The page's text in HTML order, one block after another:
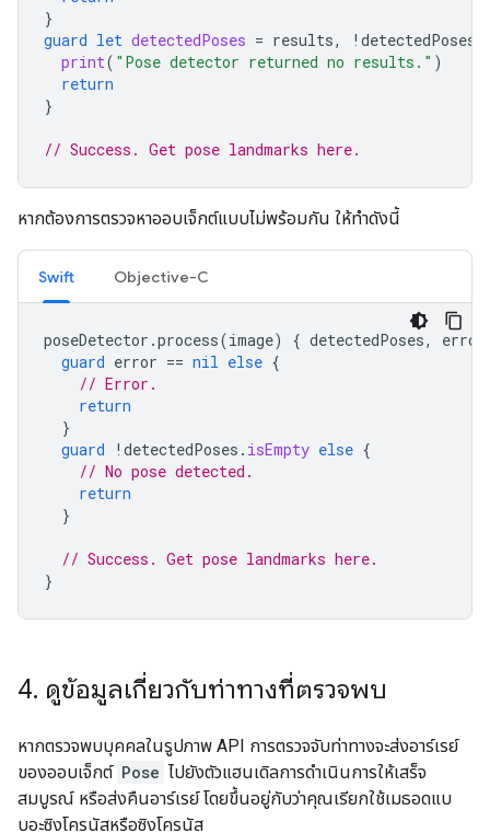
}
guard let detectedPoses = results, ! detectedPoses
print( "Pose detector returned no results." )
return
}
// Success. Get pose landmarks here.
หากต้องการตรวจหาออบเจ็กต์แบบไม่พร้อมกัน ให้ทำดังนี้
Swift Objective-C
poseDetector .process(image) { detectedPoses,
error
guard error == nil else {
// Error.
return
}
guard
! detectedPoses . isEmpty else {
// No pose detected.
return
}
// Success. Get pose landmarks here.
}
4. ดูข้อมูลเกี่ยวกับท่าทางที่ตรวจพบ
หากตรวจพบบุคคลในรูปภาพ API การตรวจจับท่าทางจะส่งอาร์เรย์
ของออบเจ็กต์ Pose ไปยังตัวแฮนเดิลการดำเนินการให้เสร็จ
สมบูรณ์ หรือส่งคืนอาร์เรย์ โดยขึ้นอยู่กับว่าคุณเรียกใช้เมธอดแบ
บอะซิงโครนัสหรือซิงโครนัส